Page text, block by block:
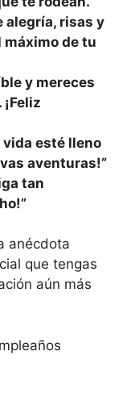
alegría, risas y
máximo de tu
y mereces
vida esté lleno
aventuras!”
tan
anécdota
que tengas
aún más